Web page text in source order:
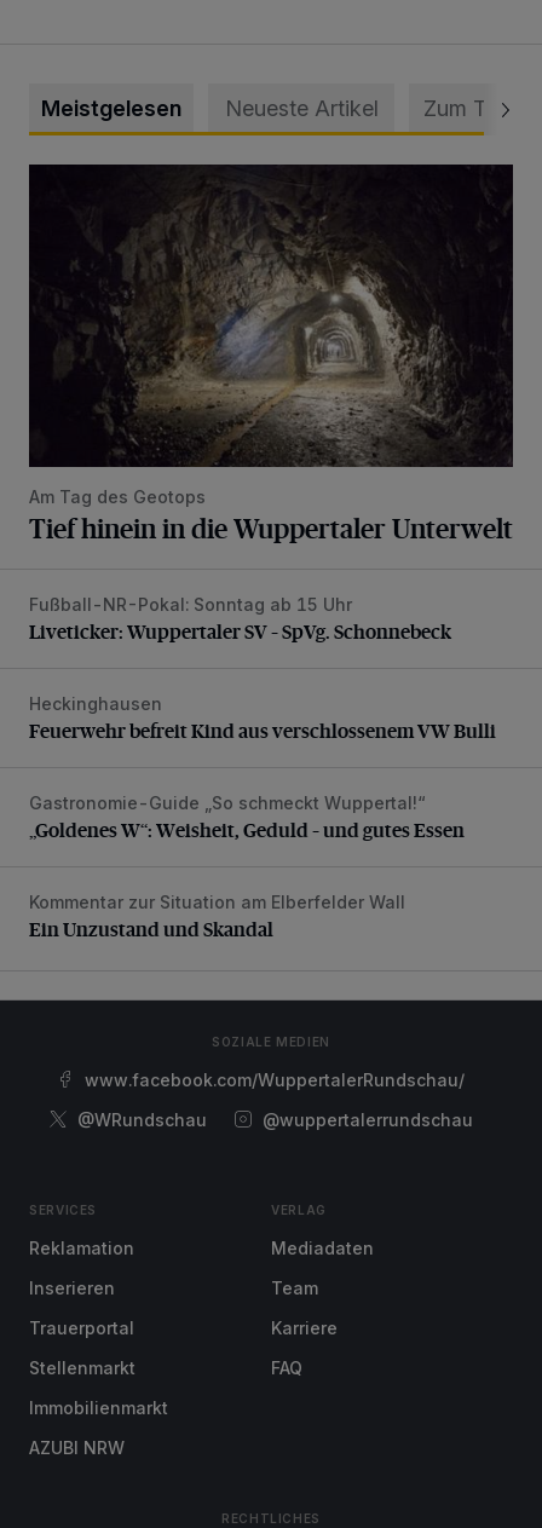
Meistgelesen Neueste Artikel Zum Thema
Am Tag des Geotops
Tief hinein in die Wuppertaler Unterwelt
Liveticker: Wuppertaler SV – SpVg. Schonnebeck
Fußball-NR-Pokal: Sonntag ab 15 Uhr
Liveticker: Wuppertaler SV – SpVg. Schonnebeck
Feuerwehr befreit Kind aus verschlossenem VW Bulli
Heckinghausen
Feuerwehr befreit Kind aus verschlossenem VW Bulli
„Goldenes W“: Weisheit, Geduld – und gutes Essen
Gastronomie-Guide „So schmeckt Wuppertal!“
„Goldenes W“: Weisheit, Geduld – und gutes Essen
Ein Unzustand und Skandal
Kommentar zur Situation am Elberfelder Wall
Ein Unzustand und Skandal
SOZIALE MEDIEN
www.facebook.com/WuppertalerRundschau/
@WRundschau
@wuppertalerrundschau
SERVICES
Reklamation
Inserieren
Trauerportal
Stellenmarkt
Immobilienmarkt
AZUBI NRW
VERLAG
Mediadaten
Team
Karriere
FAQ
RECHTLICHES